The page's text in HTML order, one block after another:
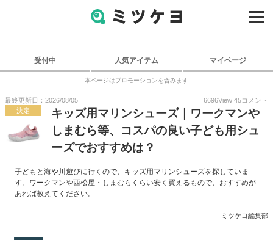
受付中 人気アイテム マイページ
本ページはプロモーションを含みます
最終更新日：2026/08/05 6696View 45コメント
決定
キッズ用マリンシューズ｜ワークマンや
しまむら等、コスパの良い子ども用シュ
ーズでおすすめは？
子どもと海や川遊びに行くので、キッズ用マリンシューズを探していま
す。ワークマンや西松屋・しまむらくらい安く買えるもので、おすすめが
あれば教えてください。
ミツケヨ編集部